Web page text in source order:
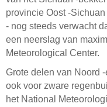
provincie Oost -
- nog steeds verwacht
een neerslag van
Meteorological Center.
Grote delen van Noord
ook voor zware
het National